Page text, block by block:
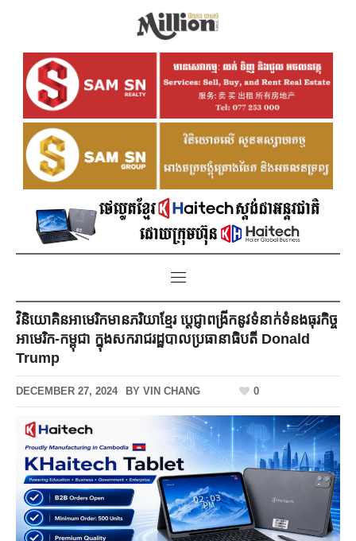
វិនិយោគិនអាមេរិកមានភរិយាខ្មែរ ប្តេជ្ញាពង្រីកនូវទំនាក់ទំនងធុរកិច្ច
អាមេរិក-កម្ពុជា ក្នុងសករាជរដ្ឋបាលប្រធានាធិបតី Donald
Trump
DECEMBER 27, 2024 BY VIN CHANG 0